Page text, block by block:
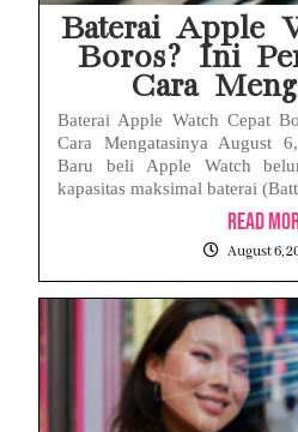
Baterai Apple
Boros? Ini
Cara
Baterai Apple Watch Cepat
Cara Mengatasinya August
Baru beli Apple Watch
kapasitas maksimal baterai
Read
August 6,